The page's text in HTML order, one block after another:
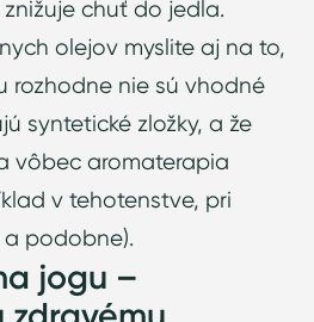
chuť do jedla.
olejov myslite aj na to,
rozhodne nie sú vhodné
syntetické zložky, a že
vôbec aromaterapia
v tehotenstve, pri
podobne).
jogu –